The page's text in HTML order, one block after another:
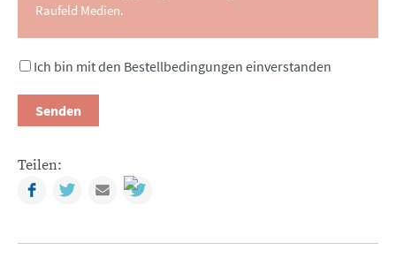
Raufeld Medien.
Ich bin mit den Bestellbedingungen einverstanden
Senden
Teilen:
FacebookTwitterMail